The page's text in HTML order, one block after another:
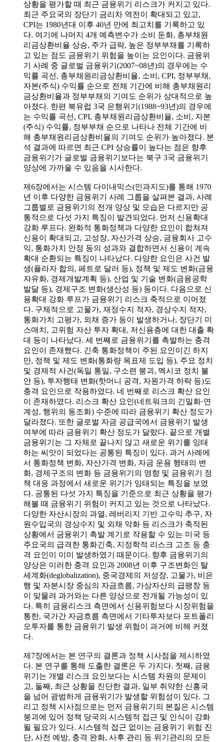
상황을 평가할 때 최근 금융위기 리스크가 커지고 있다.
최근 주요국의 장단기 금리차 역전이 확대되고 있고,
CPI는 1980년대 이후 40년 만에 최고치를 기록하고 있
다. 여기에 나머지 4개 예측변수가 소비 둔화, 총부채원
리금상환비율 상승, 주가 급락, 높은 정부부채를 기록하
고 있는 점도 금융위기 위험을 높이는 요인이다. 금융위
기 사례 중 글로벌 금융위기(2007~08년)의 경우에는 수
익률 곡선, 총부채원리금상환비율, 소비, CPI, 정부부채,
자본(주식) 수익률 순으로 전체 기간에 비해 총부채원리
금상환비율과 정부부채의 기여도 순위가 상대적으로 높
아졌다. 한편 북유럽 3국 은행위기(1988~93년)의 경우에
는 수익률 곡선, CPI, 총부채원리금상환비율, 소비, 자본
(주식) 수익률, 정부부채 순으로 나타나 전체 기간에 비
해 총부채원리금상환비율의 기여도 순위가 높아졌다. 분
석 결과에 따르면 최근 CPI 상승률이 높다는 점은 향후
금융위기가 글로벌 금융위기보다는 북구 3국 금융위기
양상에 가까울 수 있음을 시사한다.
제6장에서는 시스템 다이내믹스(인과지도)를 통해 1970
년 이후 다양한 금융위기 사례 그룹을 살펴본 결과, 사례
그룹별로 금융위기의 전개 양상 및 모습은 다르지만 공
통적으로 다섯 가지 특징이 발견되었다. 먼저 신용확대
강화 루프다. 완화적 통화정책과 다양한 요인이 합쳐져
신용이 확대되고, 고성장, 자산가격 상승, 금융회사 고수
익, 통화가치 안정 등의 성과와 결합하면서 신용이 계속
확대 순환되는 특징이 나타났다. 다양한 요인은 사건 발
생(플라자 합의, 페트로 달러 등), 정책 및 제도 변화(금융
자유화, 경제개발계획 등), 산업 및 기술 변화(금융공학
발달 등), 경제구조 변화(생산성 등) 등이다. 다음으로 신
용확대 강화 루프가 금융위기 리스크 축적으로 이어졌
다. 구체적으로 고물가, 재정수지 적자, 경상수지 적자,
통화가치 고평가, 외채 증가 등이 발생하거나, 장단기 미
스매치, 고위험 자산 투자 확대, 저신용층에 대한 대출 확
대 등이 나타났다. 세 번째로 금융위기를 촉발하는 충격
요인이 존재했다. 긴축 통화정책이 주된 요인이긴 하지
만, 정책 및 제도 변화(통화량 목표제 도입 등), 주요 정치
및 경제적 사건(독일 통일, 구소련 붕괴, 멕시코 정치 불
안 등), 투자행태 변화(핫머니 공격, 자원가격 하락 등)도
충격 요인으로 작용하였다. 네 번째로 리스크 확산 요인
이 존재하였다. 리스크 확산 요인(네트워크의 긴밀화·연
계성, 행위의 동조화) 수준에 따라 금융위기 확산 정도가
달라졌다. 또한 글로벌 자금 공급국에서 금융위기 발생
여부에 따라 금융위기 확산 정도가 달랐다. 끝으로 개별
금융위기는 그 자체로 끝나지 않고 새로운 위기를 잉태
하는 씨앗이 되었다는 공통된 특징이 있다. 과거 사례에
서 통화정책 변화, 자산가격 변화, 자금 운용 행태의 변
화, 경제구조의 변화 등 금융위기의 영향 및 금융위기 정
책 대응 과정에서 새로운 위기가 잉태되는 특징을 보였
다. 공통된 다섯 가지 특징을 기준으로 최근 상황을 평가
해볼 때 금융위기 위험이 커지고 있는 것으로 나타났다.
다양한 자산시장의 과열, 레버리지 기반 고수익 추구, 자
원수입국의 경상수지 및 외채 악화 등 리스크가 축적된
상황에서 금융위기 촉발 계기로 작용할 수 있는 미국 등
주요국의 급격한 통화긴축, 지정학적 리스크 고조 등 충
격 요인이 이미 발생하였기 때문이다. 향후 금융위기의
양상은 이러한 충격 요인과 2008년 이후 구조변화인 탈
세계화(deglobalization), 중국경제의 저성장, 고물가, 비은
행 및 자본시장 중심의 자금흐름, 가상자산의 급팽창 등
이 맞물려 과거와는 다른 양상으로 전개될 가능성이 있
다. 특히 금융리스크 측면에서 신용위험보다 시장위험을
통한, 국가간 자금흐름 측면에서 기타투자보다 포트폴리
오투자를 통한 금융위기 발생 위험이 과거에 비해 커졌
다.
제7장에서는 본 연구의 결론과 정책 시사점을 제시하였
다. 본 연구를 통해 도출한 결론은 두 가지다. 첫째, 금융
위기는 개별 리스크 요인보다는 시스템 차원의 문제이
고, 둘째, 최근 상황을 진단한 결과, 일부 취약한 신흥국
을 넘어 광범하게 금융위기가 발생할 위험성이 있다. 그
리고 정책 시사점으로는 먼저 금융위기의 본질은 시스템
붕괴에 있어 정책 당국의 시스템적 접근 및 인식이 강화
될 필요가 있다. 시스템적 접근 없이는 금융위기 위험 진
단, 사전 예방, 충격 완화, 사후 관리 등 위기관리의 모든